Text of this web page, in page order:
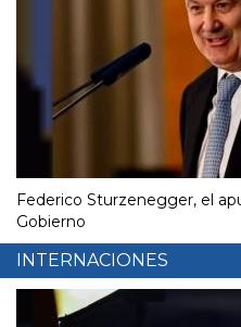
Federico Sturzenegger, el
Gobierno
INTERNACIONES